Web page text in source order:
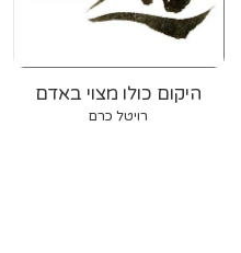
היקום כולו מצוי באדם
רויטל כרם